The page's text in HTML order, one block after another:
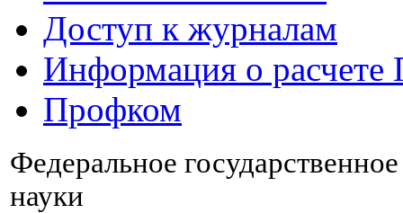
Доступ к журналам
Информация о
Профком
Федеральное
науки